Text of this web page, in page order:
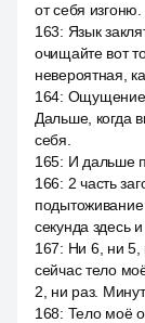
от себя
163: Язык
очищайте вот
невероятная,
164: Ощущение
Дальше, когда
себя.
165: И дальше
166: 2 часть
секунда здесь
167: Ни 6, ни 5,
сейчас тело
2, ни раз.
168: Тело моё